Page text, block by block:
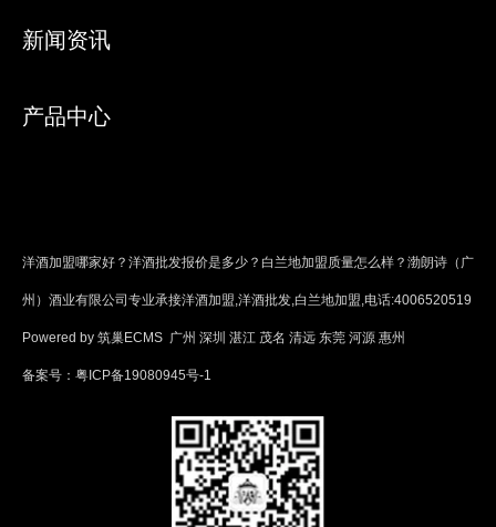
新闻资讯
产品中心
洋酒加盟哪家好？洋酒批发报价是多少？白兰地加盟质量怎么样？渤朗诗（广
州）酒业有限公司专业承接洋酒加盟,洋酒批发,白兰地加盟,电话:4006520519
Powered by 筑巢ECMS 广州 深圳 湛江 茂名 清远 东莞 河源 惠州
备案号： 粤ICP备19080945号-1